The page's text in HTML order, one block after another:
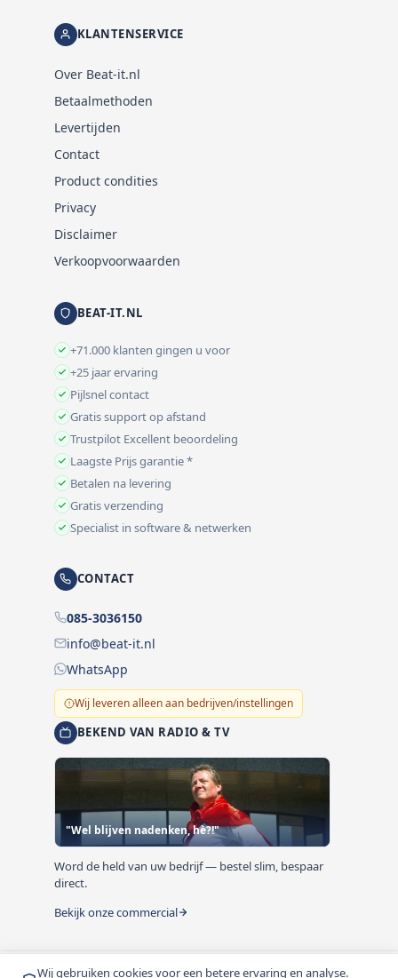
Wij gebruiken cookies voor een betere ervaring en analyse.
KLANTENSERVICE
Over Beat-it.nl
Betaalmethoden
Levertijden
Contact
Product condities
Privacy
Disclaimer
Verkoopvoorwaarden
BEAT-IT.NL
+71.000 klanten gingen u voor
+25 jaar ervaring
Pijlsnel contact
Gratis support op afstand
Trustpilot Excellent beoordeling
Laagste Prijs garantie *
Betalen na levering
Gratis verzending
Specialist in software & netwerken
CONTACT
085-3036150
info@beat-it.nl
WhatsApp
Wij leveren alleen aan bedrijven/instellingen
BEKEND VAN RADIO & TV
"Wel blijven nadenken, hè?!"
Word de held van uw bedrijf — bestel slim, bespaar
direct.
Bekijk onze commercial